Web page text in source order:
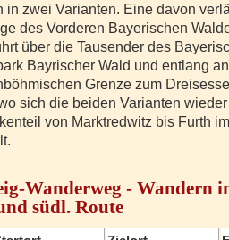
in zwei Varianten. Eine davon
des Vorderen Bayerischen
über die Tausender des
Bayrischer Wald und entlang
Grenze zum
sich die beiden Varianten
von Marktredwitz bis Furth
Wanderweg - Wandern
südl. Route